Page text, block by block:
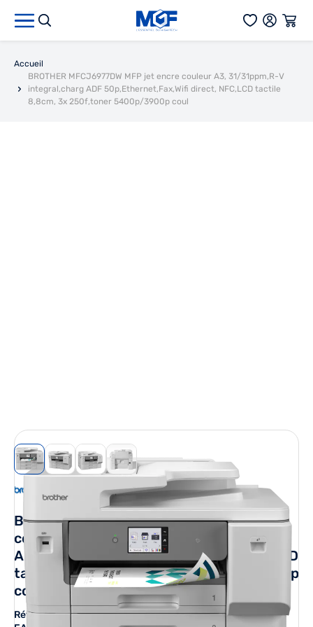
Accueil
BROTHER MFCJ6977DW MFP jet encre couleur A3, 31/31ppm,R-V
integral,charg ADF 50p,Ethernet,Fax,Wifi direct, NFC,LCD tactile
8,8cm, 3x 250f,toner 5400p/3900p coul
View larger image
View larger image
View larger image
View larger image
BROTHER MFCJ6977DW MFP jet encre
couleur A3, 31/31ppm,R-V integral,charg
ADF 50p,Ethernet,Fax,Wifi direct, NFC,LCD
tactile 8,8cm, 3x 250f,toner 5400p/3900p
coul
Réf. Fabricant (P/N) :MFCJ6977DWRE1